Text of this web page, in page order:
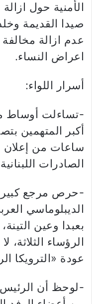
صيدا القديمة
عدم ازالة
اعراض النساء.
أسرار اللواء:
-تساءلت أوساط
أكبر المتهمين
ساعات من إعلان
الصادرات
-حرص مرجع كبير
الديبلوماسي
بعبدا وعين
الرؤساء الثلاثة،
عودة «الترويكا
-لوحظ أن الرئيس